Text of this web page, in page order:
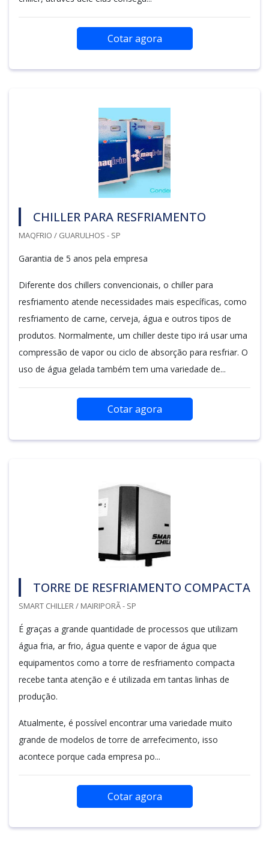
Cotar agora
CHILLER PARA RESFRIAMENTO
MAQFRIO / GUARULHOS - SP
Garantia de 5 anos pela empresa
Diferente dos chillers convencionais, o chiller para
resfriamento atende necessidades mais específicas, como
resfriamento de carne, cerveja, água e outros tipos de
produtos. Normalmente, um chiller deste tipo irá usar uma
compressão de vapor ou ciclo de absorção para resfriar. O
uso de água gelada também tem uma variedade de...
Cotar agora
TORRE DE RESFRIAMENTO COMPACTA
SMART CHILLER / MAIRIPORÃ - SP
É graças a grande quantidade de processos que utilizam
água fria, ar frio, água quente e vapor de água que
equipamentos como a torre de resfriamento compacta
recebe tanta atenção e é utilizada em tantas linhas de
produção.
Atualmente, é possível encontrar uma variedade muito
grande de modelos de torre de arrefecimento, isso
acontece porque cada empresa po...
Cotar agora